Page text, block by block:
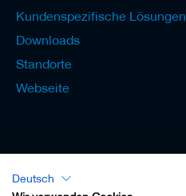
Kundenspezifische Lösungen
Downloads
Standorte
Webseite
Deutsch